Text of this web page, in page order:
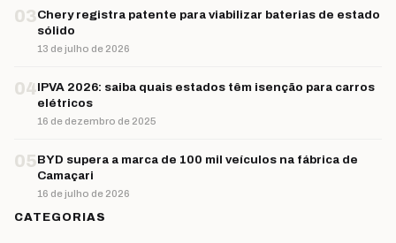
03Chery registra patente para viabilizar baterias de estado
sólido
13 de julho de 2026
04IPVA 2026: saiba quais estados têm isenção para carros
elétricos
16 de dezembro de 2025
05BYD supera a marca de 100 mil veículos na fábrica de
Camaçari
16 de julho de 2026
CATEGORIAS